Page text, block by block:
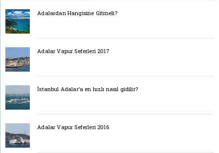
Adalardan Hangisine Gitmeli?
Adalar Vapur Seferleri 2017
İstanbul Adalar’a en hızlı nasıl gidilir?
Adalar Vapur Seferleri 2016